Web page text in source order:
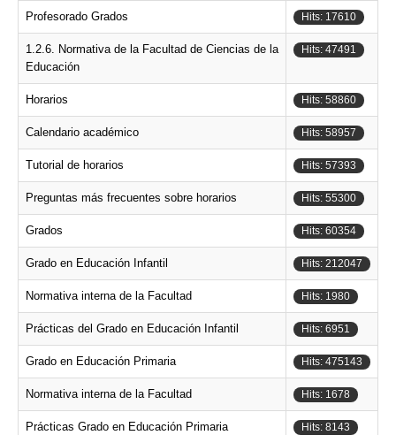
Profesorado Grados Hits: 17610
1.2.6. Normativa de la Facultad de Ciencias de la
Educación
Hits: 47491
Horarios Hits: 58860
Calendario académico Hits: 58957
Tutorial de horarios Hits: 57393
Preguntas más frecuentes sobre horarios Hits: 55300
Grados Hits: 60354
Grado en Educación Infantil Hits: 212047
Normativa interna de la Facultad Hits: 1980
Prácticas del Grado en Educación Infantil Hits: 6951
Grado en Educación Primaria Hits: 475143
Normativa interna de la Facultad Hits: 1678
Prácticas Grado en Educación Primaria Hits: 8143